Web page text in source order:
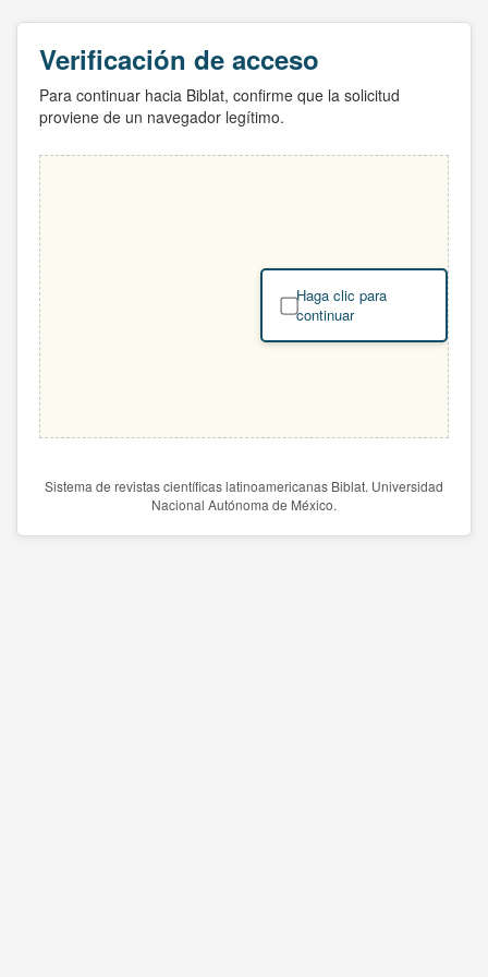
Verificación de acceso
Para continuar hacia Biblat, confirme que la solicitud
proviene de un navegador legítimo.
Haga clic para
continuar
Sistema de revistas científicas latinoamericanas Biblat. Universidad
Nacional Autónoma de México.